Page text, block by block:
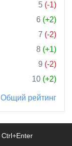
5 (-1)
6 (+2)
7 (-2)
8 (+1)
9 (-2)
10 (+2)
Общий рейтинг
Ctrl+Enter